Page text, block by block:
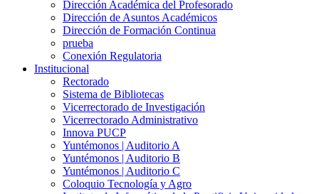
Dirección Académica del Profesorado
Dirección de Asuntos Académicos
Dirección de Formación Continua
prueba
Conexión Regulatoria
Institucional
Rectorado
Sistema de Bibliotecas
Vicerrectorado de Investigación
Vicerrectorado Administrativo
Innova PUCP
Yuntémonos | Auditorio A
Yuntémonos | Auditorio B
Yuntémonos | Auditorio C
Coloquio Tecnología y Agro